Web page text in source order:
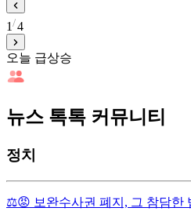
1 4
오늘 급상승
뉴스 톡톡 커뮤니티
정치
⚖️😡 보완수사권 폐지, 그 참담한